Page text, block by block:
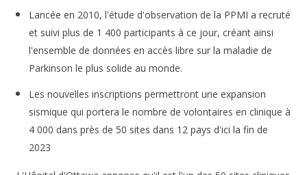
Lancée en 2010, l'étude d'observation de la PPMI a recruté
et suivi plus de 1 400 participants à ce jour, créant ainsi
l'ensemble de données en accès libre sur la maladie de
Parkinson le plus solide au monde.
Les nouvelles inscriptions permettront une expansion
sismique qui portera le nombre de volontaires en clinique à
4 000 dans près de 50 sites dans 12 pays d'ici la fin de
2023